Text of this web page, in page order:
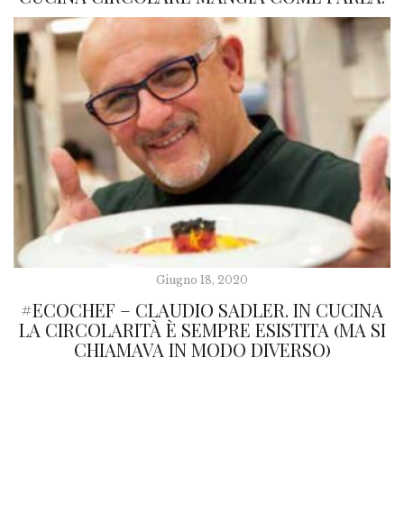
Giugno 18, 2020
#ECOCHEF – CLAUDIO SADLER. IN CUCINA
LA CIRCOLARITÀ È SEMPRE ESISTITA (MA SI
CHIAMAVA IN MODO DIVERSO)